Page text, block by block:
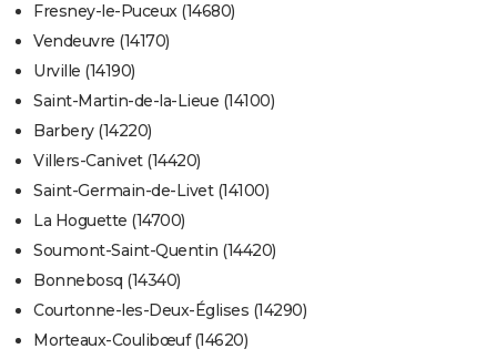
Fresney-le-Puceux (14680)
Vendeuvre (14170)
Urville (14190)
Saint-Martin-de-la-Lieue (14100)
Barbery (14220)
Villers-Canivet (14420)
Saint-Germain-de-Livet (14100)
La Hoguette (14700)
Soumont-Saint-Quentin (14420)
Bonnebosq (14340)
Courtonne-les-Deux-Églises (14290)
Morteaux-Coulibœuf (14620)